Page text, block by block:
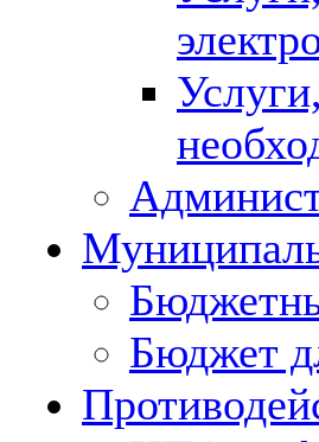
Бюджет